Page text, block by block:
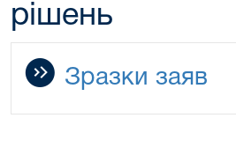
рішень
Зразки заяв